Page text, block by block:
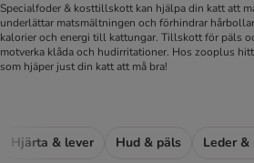
Specialfoder & kosttillskott kan hjälpa din katt att
underlättar matsmältningen och förhindrar
kalorier och energi till kattungar. Tillskott för päls
motverka klåda och hudirritationer. Hos zooplus
som hjäper just din katt att må bra!
Hjärta & lever Hud & päls Leder